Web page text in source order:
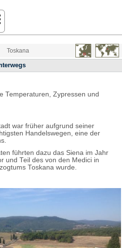
Toskana
Temperaturen, Zypressen und
war früher aufgrund seiner
Handelswegen, eine der
führten dazu das Siena im Jahr
und Teil des von den Medici in
Toskana wurde.